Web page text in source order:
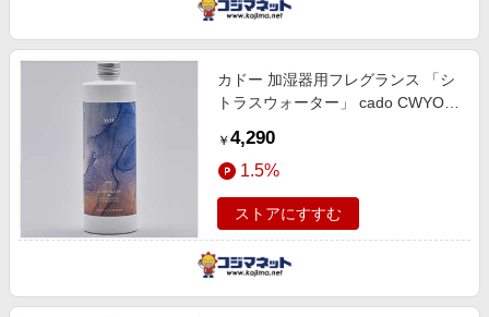
カドー 加湿器用フレグランス 「シ
トラスウォーター」 cado CWYOI
￥ 4,290
1.5%
ストアにすすむ